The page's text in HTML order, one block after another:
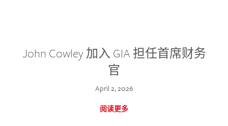
John Cowley 加入 GIA 担任首席财务
官
April 2, 2026
阅读更多